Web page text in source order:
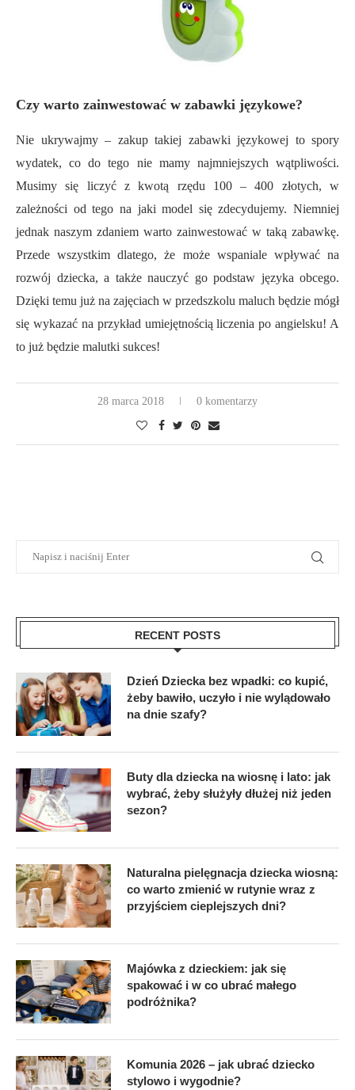
Czy warto zainwestować w zabawki językowe?
Nie ukrywajmy – zakup takiej zabawki językowej to spory
wydatek, co do tego nie mamy najmniejszych wątpliwości.
Musimy się liczyć z kwotą rzędu 100 – 400 złotych, w
zależności od tego na jaki model się zdecydujemy. Niemniej
jednak naszym zdaniem warto zainwestować w taką zabawkę.
Przede wszystkim dlatego, że może wspaniale wpływać na
rozwój dziecka, a także nauczyć go podstaw języka obcego.
Dzięki temu już na zajęciach w przedszkolu maluch będzie mógł
się wykazać na przykład umiejętnością liczenia po angielsku! A
to już będzie malutki sukces!
28 marca 2018 0 komentarzy
RECENT POSTS
Dzień Dziecka bez wpadki: co kupić,
żeby bawiło, uczyło i nie wylądowało
na dnie szafy?
Buty dla dziecka na wiosnę i lato: jak
wybrać, żeby służyły dłużej niż jeden
sezon?
Naturalna pielęgnacja dziecka wiosną:
co warto zmienić w rutynie wraz z
przyjściem cieplejszych dni?
Majówka z dzieckiem: jak się
spakować i w co ubrać małego
podróżnika?
Komunia 2026 – jak ubrać dziecko
stylowo i wygodnie?